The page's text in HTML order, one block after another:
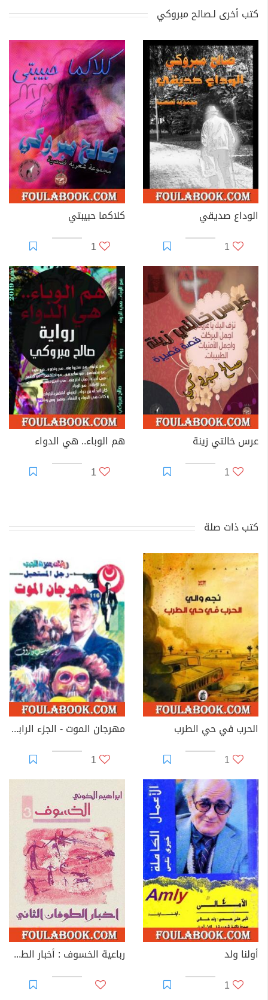
كتب أخرى لـصالح مبروكي
الوداع صديقي
1
كلاكما حبيبتي
1
عرس خالتي زينة
1
هم الوباء.. هي الدواء
1
كتب ذات صلة
الحرب في حي الطرب
1
مهرجان الموت - الجزء الرابع - سلسلة رجل المستحيل
1
أولنا ولد
1
رباعية الخسوف : أخبار الطوفان الثاني # 3